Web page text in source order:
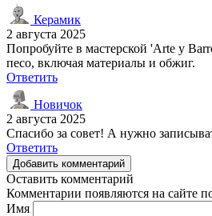
Керамик
2 августа 2025
Попробуйте в мастерской 'Arte y
песо, включая материалы и обжиг.
Ответить
Новичок
2 августа 2025
Спасибо за совет! А нужно
Ответить
Добавить комментарий
Оставить комментарий
Комментарии появляются на сайте
Имя